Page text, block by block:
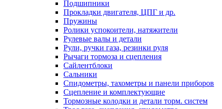
Подшипники
Прокладки двигателя, ЦПГ и др.
Пружины
Ролики успокоители, натяжители
Рулевые валы и детали
Рули, ручки газа, резинки руля
Рычаги тормоза и сцепления
Сайлентблоки
Сальники
Спидометры, тахометры и панели приборов
Сцепление и комплектующие
Тормозные колодки и детали торм. систем